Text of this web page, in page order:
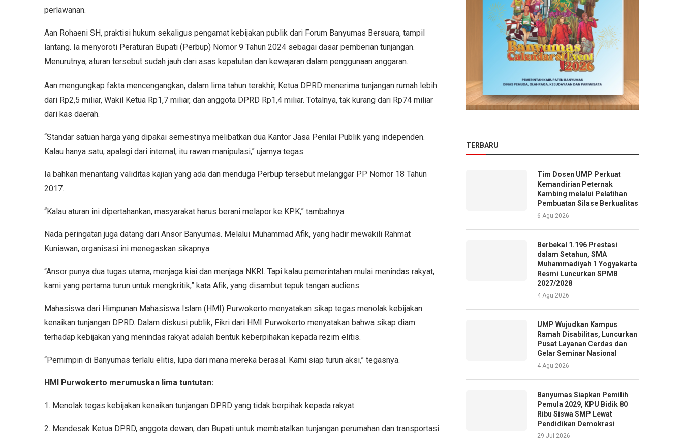
perlawanan.
Aan Rohaeni SH, praktisi hukum sekaligus pengamat kebijakan publik dari Forum Banyumas Bersuara, tampil
lantang. Ia menyoroti Peraturan Bupati (Perbup) Nomor 9 Tahun 2024 sebagai dasar pemberian tunjangan.
Menurutnya, aturan tersebut sudah jauh dari asas kepatutan dan kewajaran dalam penggunaan anggaran.
Aan mengungkap fakta mencengangkan, dalam lima tahun terakhir, Ketua DPRD menerima tunjangan rumah lebih
dari Rp2,5 miliar, Wakil Ketua Rp1,7 miliar, dan anggota DPRD Rp1,4 miliar. Totalnya, tak kurang dari Rp74 miliar
dari kas daerah.
“Standar satuan harga yang dipakai semestinya melibatkan dua Kantor Jasa Penilai Publik yang independen.
Kalau hanya satu, apalagi dari internal, itu rawan manipulasi,” ujarnya tegas.
Ia bahkan menantang validitas kajian yang ada dan menduga Perbup tersebut melanggar PP Nomor 18 Tahun
2017.
“Kalau aturan ini dipertahankan, masyarakat harus berani melapor ke KPK,” tambahnya.
Nada peringatan juga datang dari Ansor Banyumas. Melalui Muhammad Afik, yang hadir mewakili Rahmat
Kuniawan, organisasi ini menegaskan sikapnya.
“Ansor punya dua tugas utama, menjaga kiai dan menjaga NKRI. Tapi kalau pemerintahan mulai menindas rakyat,
kami yang pertama turun untuk mengkritik,” kata Afik, yang disambut tepuk tangan audiens.
Mahasiswa dari Himpunan Mahasiswa Islam (HMI) Purwokerto menyatakan sikap tegas menolak kebijakan
kenaikan tunjangan DPRD. Dalam diskusi publik, Fikri dari HMI Purwokerto menyatakan bahwa sikap diam
terhadap kebijakan yang menindas rakyat adalah bentuk keberpihakan kepada rezim elitis.
“Pemimpin di Banyumas terlalu elitis, lupa dari mana mereka berasal. Kami siap turun aksi,” tegasnya.
HMI Purwokerto merumuskan lima tuntutan:
1. Menolak tegas kebijakan kenaikan tunjangan DPRD yang tidak berpihak kepada rakyat.
2. Mendesak Ketua DPRD, anggota dewan, dan Bupati untuk membatalkan tunjangan perumahan dan transportasi.
TERBARU
Tim Dosen UMP Perkuat
Kemandirian Peternak
Kambing melalui Pelatihan
Pembuatan Silase Berkualitas
6 Agu 2026
Berbekal 1.196 Prestasi
dalam Setahun, SMA
Muhammadiyah 1 Yogyakarta
Resmi Luncurkan SPMB
2027/2028
4 Agu 2026
UMP Wujudkan Kampus
Ramah Disabilitas, Luncurkan
Pusat Layanan Cerdas dan
Gelar Seminar Nasional
4 Agu 2026
Banyumas Siapkan Pemilih
Pemula 2029, KPU Bidik 80
Ribu Siswa SMP Lewat
Pendidikan Demokrasi
29 Jul 2026